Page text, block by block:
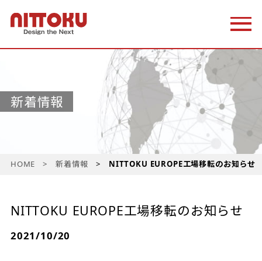
新着情報
HOME 新着情報 NITTOKU EUROPE工場移転のお知らせ
NITTOKU EUROPE工場移転のお知らせ
2021/10/20